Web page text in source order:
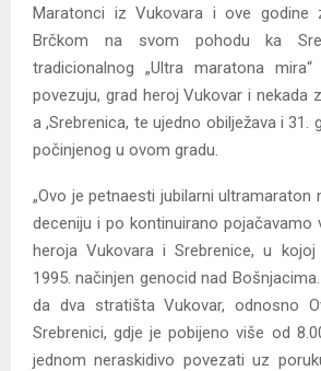
Maratonci iz Vukovara i ove godine
Brčkom na svom pohodu ka
tradicionalnog „Ultra maratona
povezuju, grad heroj Vukovar i nekada
a ,Srebrenica, te ujedno obilježava i 31.
počinjenog u ovom gradu.
„Ovo je petnaesti jubilarni ultramaraton
deceniju i po kontinuirano pojačavamo
heroja Vukovara i Srebrenice, u
1995. načinjen genocid nad
da dva stratišta Vukovar, odnosno
Srebrenici, gdje je pobijeno više od
jednom neraskidivo povezati uz